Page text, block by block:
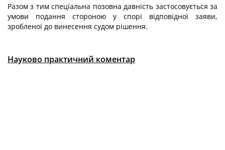
Разом з тим спеціальна позовна давність застосовується за
умови подання стороною у спорі відповідної заяви,
зробленої до винесення судом рішення.
Науково практичний коментар